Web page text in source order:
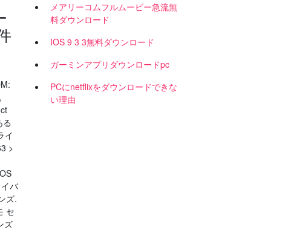
イ
>
バ
ズ.
セ
ズ
メアリーコムフルムービー急流無
料ダウンロード
IOS 9 3 3無料ダウンロード
ガーミンアプリダウンロードpc
PCにnetflixをダウンロードできな
い理由